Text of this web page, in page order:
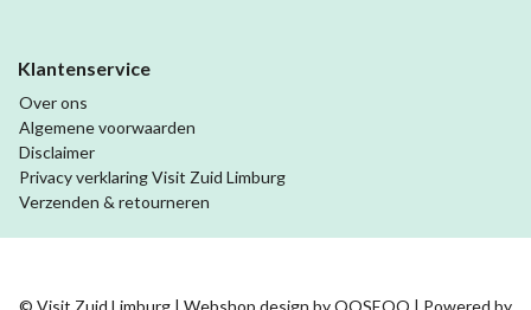
Klantenservice
Over ons
Algemene voorwaarden
Disclaimer
Privacy verklaring Visit Zuid Limburg
Verzenden & retourneren
© Visit Zuid Limburg | Webshop design byOOSEOO | Powered by